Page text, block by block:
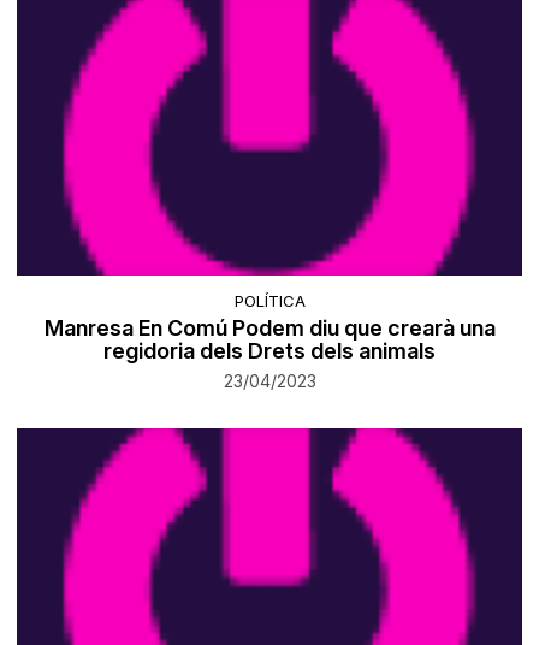
POLÍTICA
Manresa En Comú Podem diu que crearà una
regidoria dels Drets dels animals
23/04/2023